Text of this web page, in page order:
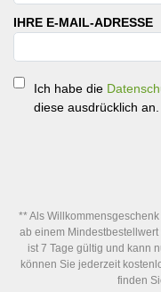
IHRE E-MAIL-ADRESSE
Ich habe die
diese ausdrücklich an.
** Als
ab einem
ist 7 Tage gültig und kann
können Sie jederzeit
finden